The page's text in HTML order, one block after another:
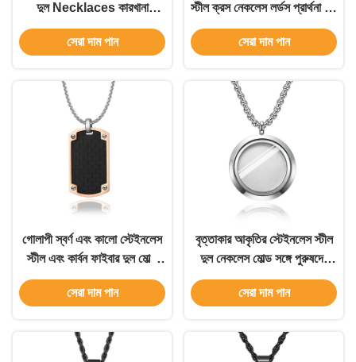
দুল Necklaces কারখানা
পাইকারি পুরুষদের Necklace
সেরা দাম পান
স্টীল ক্রস নেকলেস লর্ডস প্রার্থনা দুল
সঙ্গে 2 রঙ বৈচিত্র
সেরা দাম পান
গোলাপী স্বর্ণ এবং কালো স্টেইনলেস
স্টীল এবং কার্বন ফাইবার দুল মোল্ড
সঙ্গে নেকলেস তৈরি এবং সেবা তৈরি
সেরা দাম পান
বৃত্তাকার আকৃতির স্টেইনলেস স্টীল
দুল নেকলেস মোল্ড সঙ্গে পুরুষদের
নেকলেস তৈরি এবং সেবা তৈরি
সেরা দাম পান